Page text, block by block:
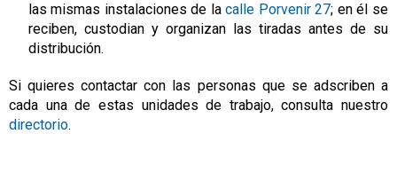
las mismas instalaciones de lacalle Porvenir 27; en él se
reciben, custodian y organizan las tiradas antes de su
distribución.
Si quieres contactar con las personas que se adscriben a
cada una de estas unidades de trabajo, consulta nuestro
directorio.